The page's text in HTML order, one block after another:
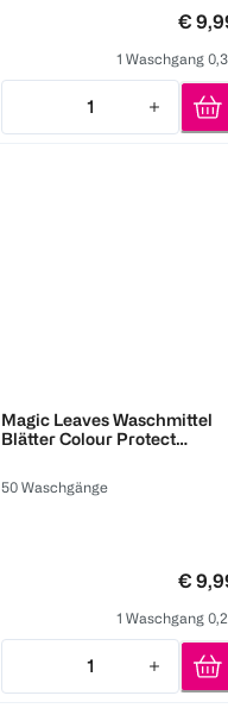
€
1 Waschgang
1
Quantity: 1
Magic Leaves Waschmittel
Blätter Colour Protect
50 Waschgänge
€
1 Waschgang
1
Quantity: 1